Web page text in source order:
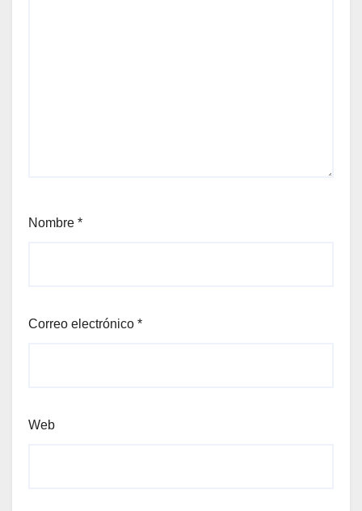
Nombre *
Correo electrónico *
Web